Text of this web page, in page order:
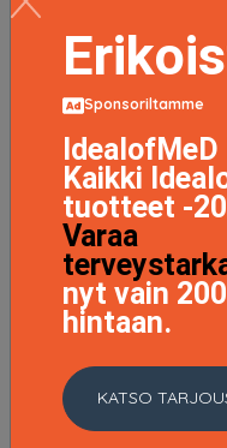
Sponsoriltamme
IdealofMeD
Kaikki
tuotteet -20
Varaa
nyt vain
hintaan.
KATSO